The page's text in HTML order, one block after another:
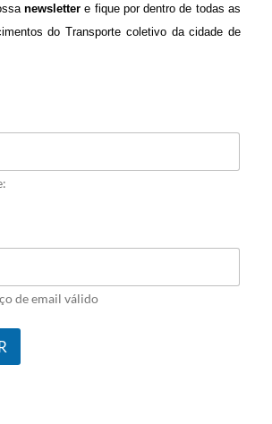
newslettere fique por dentro de todas as
do Transporte coletivo da cidade de
de email válido